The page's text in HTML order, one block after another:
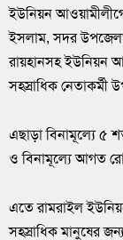
ইউনিয়ন
ইসলাম, সদর
রায়হানসহ ইউনিয়ন
সহস্রাধিক নেতাকর্মী
এছাড়া বিনামূল্যে ৫
ও বিনামূল্যে আগত
এতে রামরাইল
সহস্রাধিক মানুষের